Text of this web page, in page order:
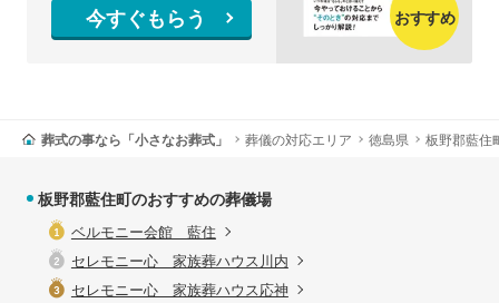
今すぐもらう おすすめ
葬式の事なら「小さなお葬式」 葬儀の対応エリア 徳島県 板野郡藍住
板野郡藍住町のおすすめの葬儀場
ベルモニー会館 藍住
セレモニー心 家族葬ハウス川内
セレモニー心 家族葬ハウス応神